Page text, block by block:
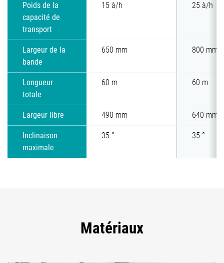
Poids de la
capacité de
transport
15 à/h 25 à/h
Largeur de la
bande
650 mm 800 mm
Longueur
totale
60 m 60 m
Largeur libre 490 mm 640 mm
Inclinaison
maximale
35 ° 35 °
Matériaux